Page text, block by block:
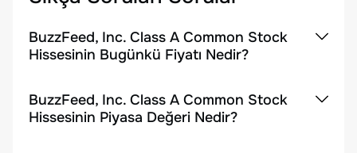
BuzzFeed, Inc. Class A Common Stock
Hissesinin Bugünkü Fiyatı Nedir?
BuzzFeed, Inc. Class A Common Stock
Hissesinin Piyasa Değeri Nedir?